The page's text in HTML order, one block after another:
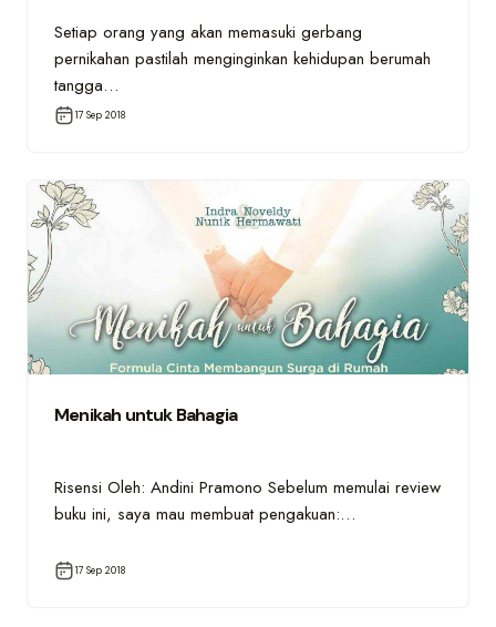
Setiap orang yang akan memasuki gerbang
pernikahan pastilah menginginkan kehidupan berumah
tangga…
17 Sep 2018
Menikah untuk Bahagia
Risensi Oleh: Andini Pramono Sebelum memulai review
buku ini, saya mau membuat pengakuan:…
17 Sep 2018